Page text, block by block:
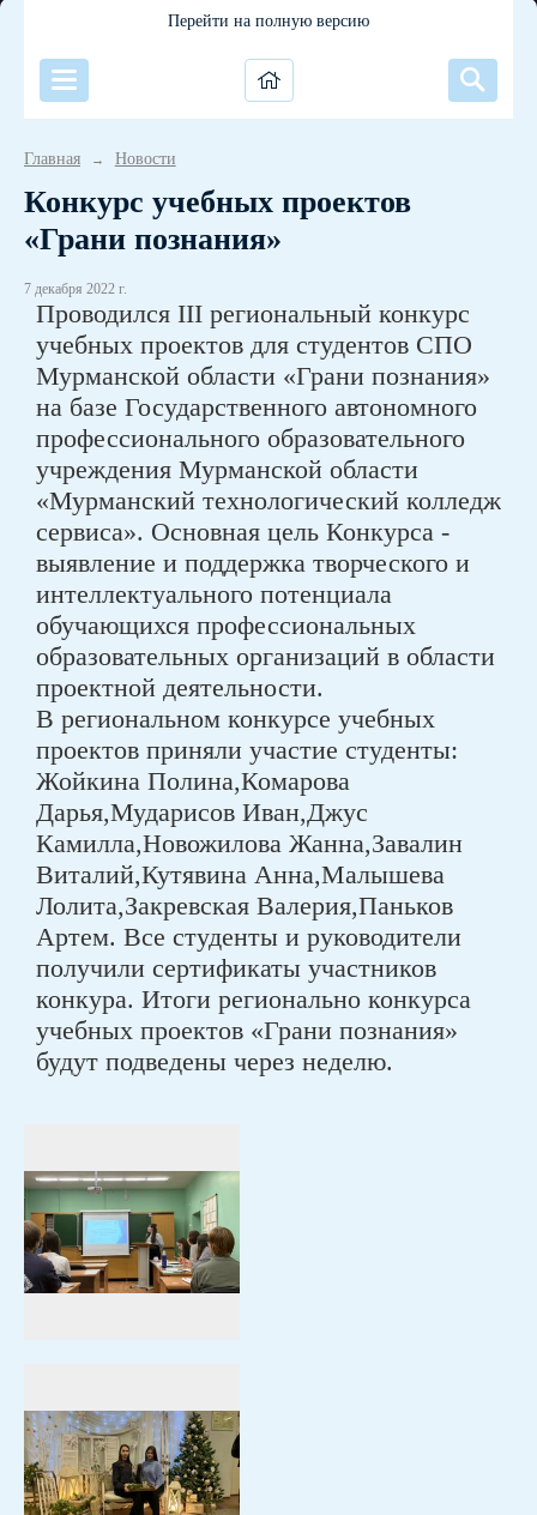
Перейти на полную версию
Главная → Новости
Конкурс учебных проектов
«Грани познания»
7 декабря 2022 г.
Проводился III региональный конкурс
учебных проектов для студентов СПО
Мурманской области «Грани познания»
на базе Государственного автономного
профессионального образовательного
учреждения Мурманской области
«Мурманский технологический колледж
сервиса». Основная цель Конкурса -
выявление и поддержка творческого и
интеллектуального потенциала
обучающихся профессиональных
образовательных организаций в области
проектной деятельности.
В региональном конкурсе учебных
проектов приняли участие студенты:
Жойкина Полина,Комарова
Дарья,Мударисов Иван,Джус
Камилла,Новожилова Жанна,Завалин
Виталий,Кутявина Анна,Малышева
Лолита,Закревская Валерия,Паньков
Артем. Все студенты и руководители
получили сертификаты участников
конкура. Итоги регионально конкурса
учебных проектов «Грани познания»
будут подведены через неделю.